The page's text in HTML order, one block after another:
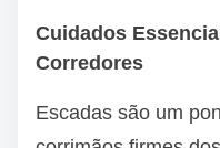
Cuidados
Corredores
Escadas são um